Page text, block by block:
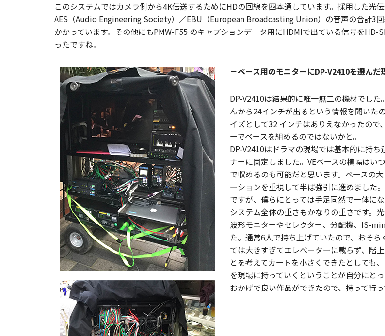
このシステムではカメラ側から4K伝送するためにHDの回線を四本通しています。採用した光
AES（Audio Engineering Society）／EBU（European Broadcasting Union）の音声の合計3
かかっています。その他にもPMW-F55 のキャプションデータ用にHDMIで出ている信号を
ったですね。
－ベース用のモニターにDP-V2410を選んだ
DP-V2410は結果的に唯一無二の機材でし
んから24インチが出るという情報を聞いた
イズとして32 インチはありえなかったの
ーでベースを組めるのではないかと。
DP-V2410はドラマの現場では基本的に持
ナーに固定しました。VEベースの横幅はい
で収めるのも可能だと思います。ベースの
ーションを重視して半ば強引に進めました
ですが、僕らにとっては手足同然で一体にな
システム全体の重さもかなりの重さです。
波形モニターやセレクター、分配機、IS-
た。通常6人で持ち上げていたので、おそ
ては大きすぎてエレベーターに載らず、階
とを考えてカートを小さくできたとしても
を現場に持っていくということが自分にと
おかげで良い作品ができたので、持って行っ